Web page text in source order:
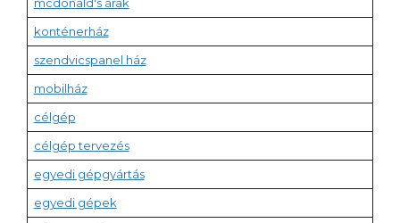
konténerház
szendvicspanel ház
mobilház
célgép
célgép tervezés
egyedi gépgyártás
egyedi gépek